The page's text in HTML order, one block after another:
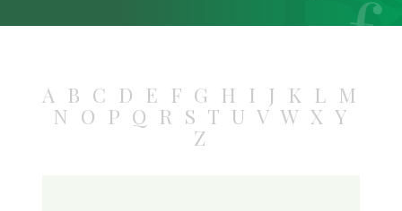
A B C D E F G H I J K L M
N O P Q R S T U V W X Y
Z